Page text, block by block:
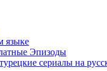
языке
Эпизоды
сериалы на